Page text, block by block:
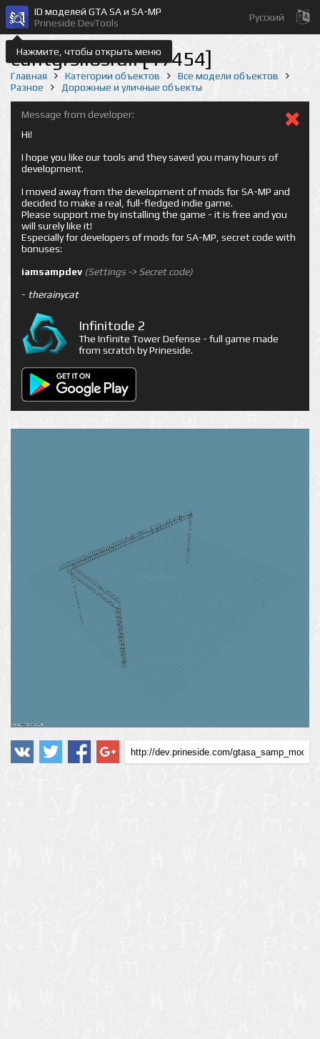
Нажмите, чтобы открыть меню
ID моделей GTA SA и SA-MP
Prineside DevTools
Русский
cuntgrsilosrail [17454]
Главная Категории объектов
Все модели объектов
Разное
Дорожные и уличные объекты
Message from developer:
Hi!
I hope you like our tools and they saved you many hours of
development.
I moved away from the development of mods for SA-MP and
decided to make a real, full-fledged indie game.
Please support me by installing the game - it is free and you
will surely like it!
Especially for developers of mods for SA-MP, secret code with
bonuses:
iamsampdev (Settings -> Secret code)
- therainycat
Infinitode 2
The Infinite Tower Defense - full game made
from scratch by Prineside.